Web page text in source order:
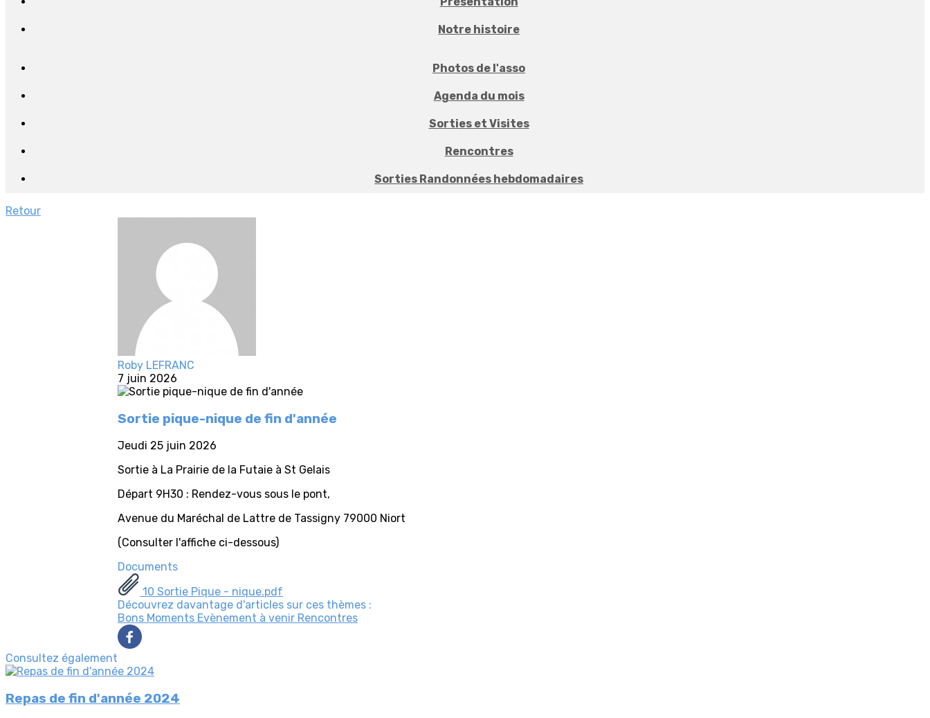
Notre histoire
Photos de l'asso
Agenda du mois
Sorties et Visites
Rencontres
Sorties Randonnées hebdomadaires
Retour
Roby LEFRANC
7 juin 2026
Sortie pique-nique de fin d'année
Jeudi 25 juin 2026
Sortie à La Prairie de la Futaie à St Gelais
Départ 9H30 : Rendez-vous sous le pont,
Avenue du Maréchal de Lattre de Tassigny 79000 Niort
(Consulter l'affiche ci-dessous)
Documents
10 Sortie Pique - nique.pdf
Découvrez davantage d'articles sur ces thèmes :
Bons Moments Evènement à venir Rencontres
Consultez également
Repas de fin d'année 2024